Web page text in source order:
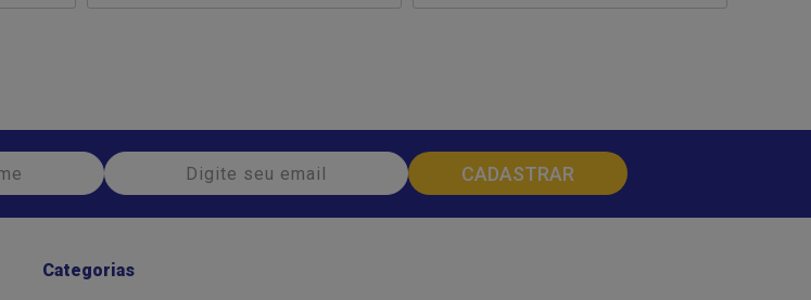
Categorias